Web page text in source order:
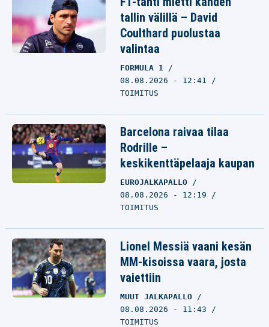
tallin välillä – David
Coulthard puolustaa
valintaa
FORMULA 1
08.08.2026 - 12:41
TOIMITUS
Barcelona raivaa tilaa
Rodrille –
keskikenttäpelaaja kaupan
EUROJALKAPALLO
08.08.2026 - 12:19
TOIMITUS
Lionel Messiä vaani kesän
MM-kisoissa vaara, josta
vaiettiin
MUUT JALKAPALLO
08.08.2026 - 11:43
TOIMITUS